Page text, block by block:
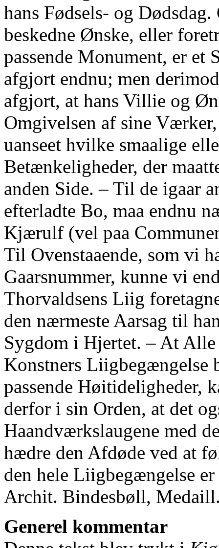
hans Fødsels- og
beskedne Ønske, eller
passende Monument, er et
afgjort endnu; men
afgjort, at hans Villie og
Omgivelsen af sine
uanseet hvilke smaalige
Betænkeligheder, der
anden Side. ‒ Til de igaar
efterladte Bo, maa endnu
Kjærulf (vel paa
Til Ovenstaaende, som vi
Gaarsnummer, kunne vi
Thorvaldsens Liig
den nærmeste Aarsag til
Sygdom i Hjertet. ‒ At
Konstners Liigbegængelse
passende Høitideligheder,
derfor i sin Orden, at det
Haandværkslaugene med
hædre den Afdøde ved at
den hele Liigbegængelse
Archit. Bindesbøll,
Generel kommentar